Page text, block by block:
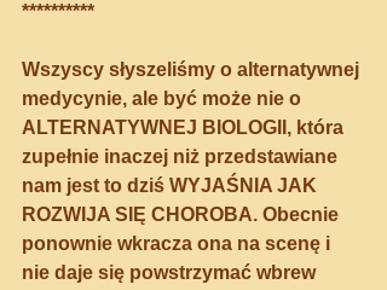
**********
Wszyscy słyszeliśmy o alternatywnej
medycynie, ale być może nie o
ALTERNATYWNEJ BIOLOGII, która
zupełnie inaczej niż przedstawiane
nam jest to dziś WYJAŚNIA JAK
ROZWIJA SIĘ CHOROBA. Obecnie
ponownie wkracza ona na scenę i
nie daje się powstrzymać wbrew